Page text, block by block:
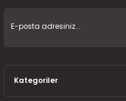
Kategoriler